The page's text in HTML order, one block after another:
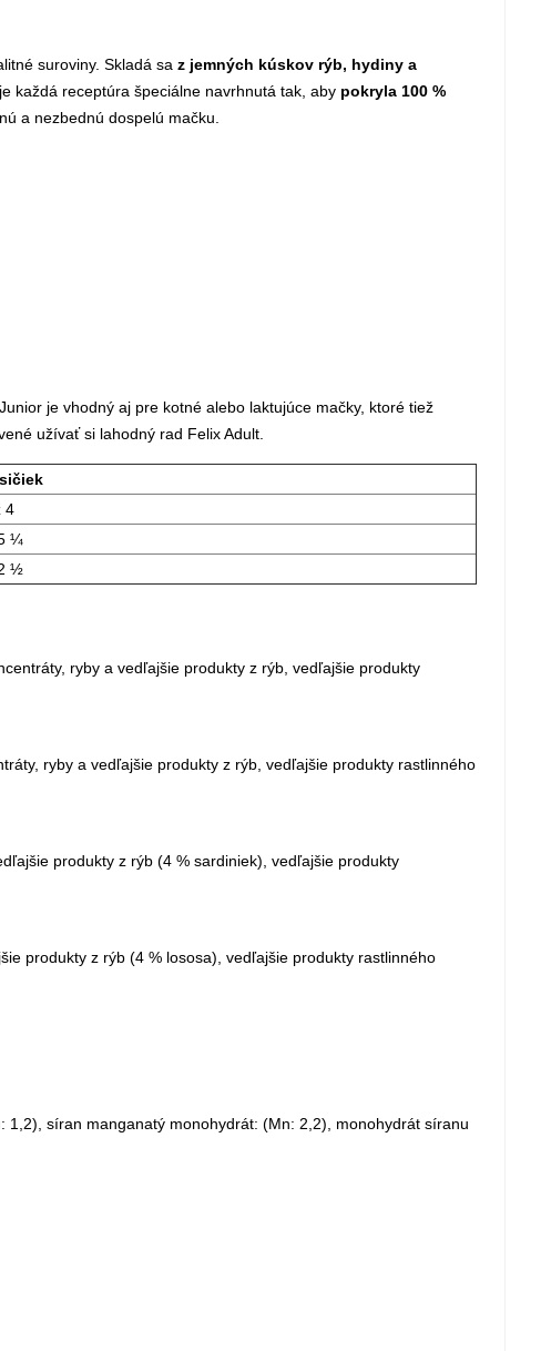
suroviny. Skladá sa z jemných kúskov rýb, hydiny a
každá receptúra špeciálne navrhnutá tak, aby pokryla 100 %
a nezbednú dospelú mačku.
je vhodný aj pre kotné alebo laktujúce mačky, ktoré tiež
užívať si lahodný rad Felix Adult.
4
¼
½
ryby a vedľajšie produkty z rýb, vedľajšie produkty
ryby a vedľajšie produkty z rýb, vedľajšie produkty rastlinného
produkty z rýb (4 % sardiniek), vedľajšie produkty
produkty z rýb (4 % lososa), vedľajšie produkty rastlinného
síran manganatý monohydrát: (Mn: 2,2), monohydrát síranu